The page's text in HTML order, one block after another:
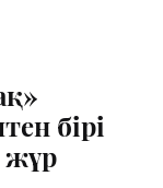
бірі
жүр